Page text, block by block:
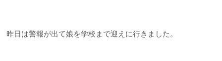
昨日は警報が出て娘を学校まで迎えに行きました。